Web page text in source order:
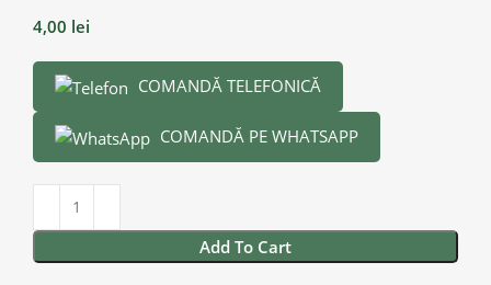
4,00 lei
COMANDĂ TELEFONICĂ
COMANDĂ PE WHATSAPP
Add To Cart